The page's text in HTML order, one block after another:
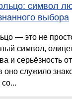
символ
выбора
— это не
символ,
и серьёзность
оно служило